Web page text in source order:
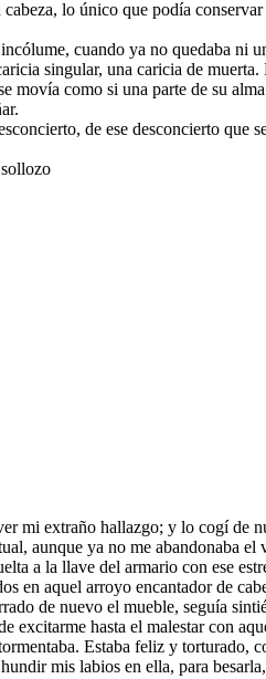
lo único que podía
cuando ya no quedaba ni
singular, una caricia de
movía como si una parte de su
de ese desconcierto
mi extraño hallazgo; y lo cogí
aunque ya no me abandonaba
a la llave del armario con ese
en aquel arroyo encantador de
de nuevo el mueble, seguía
excitarme hasta el malestar con
Estaba feliz y torturado,
mis labios en ella, para